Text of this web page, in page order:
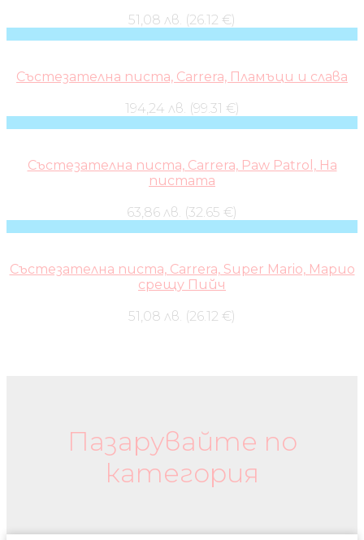
51,08 лв. (26.12 €)
Състезателна писта, Carrera, Пламъци и слава
194,24 лв. (99.31 €)
Състезателна писта, Carrera, Paw Patrol, На
пистата
63,86 лв. (32.65 €)
Състезателна писта, Carrera, Super Mario, Марио
срещу Пийч
51,08 лв. (26.12 €)
Пазарувайте по
категория